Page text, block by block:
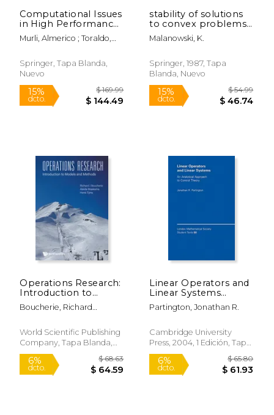
dcto.
Computational Issues
in High Performance
Software for
Nonlinear
Inglés)
Murli, Almerico ; Toraldo,
Springer, Tapa Blanda,
Nuevo
stability of solutions
to convex problems
of optimization (en
Inglés)
Malanowski, K.
Springer, 1987, Tapa
Blanda, Nuevo
Operations Research:
Introduction to
Models and Methods
(en Inglés)
Boucherie, Richard
Braaksma, Aleida
World Scientific Publishing
Company, Tapa Blanda,
Nuevo
Linear Operators and
Linear Systems
Paperback: An
Analytical Approach
(London
Mathematical Society
Inglés)
Partington, Jonathan R.
Cambridge University
Press, 2004, 1 Edición, Tapa
Blanda, Nuevo